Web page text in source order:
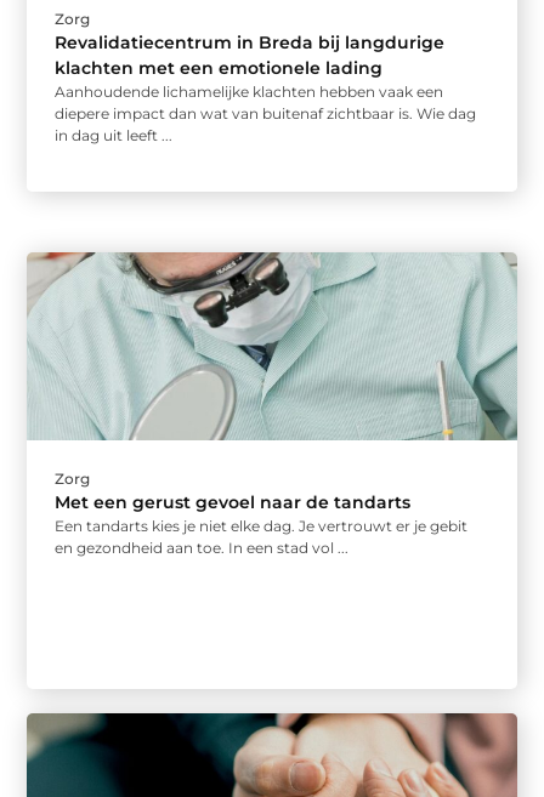
Zorg
Revalidatiecentrum in Breda bij langdurige
klachten met een emotionele lading
Aanhoudende lichamelijke klachten hebben vaak een
diepere impact dan wat van buitenaf zichtbaar is. Wie dag
in dag uit leeft ...
Zorg
Met een gerust gevoel naar de tandarts
Een tandarts kies je niet elke dag. Je vertrouwt er je gebit
en gezondheid aan toe. In een stad vol ...